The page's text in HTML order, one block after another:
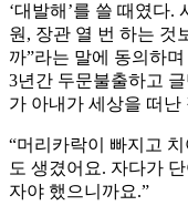
‘대발해’를 쓸 때였다.
원, 장관 열 번 하는 것
까”라는 말에 동의하며
3년간 두문불출하고
가 아내가 세상을 떠
“머리카락이 빠지고
도 생겼어요. 자다가
자야 했으니까요.”